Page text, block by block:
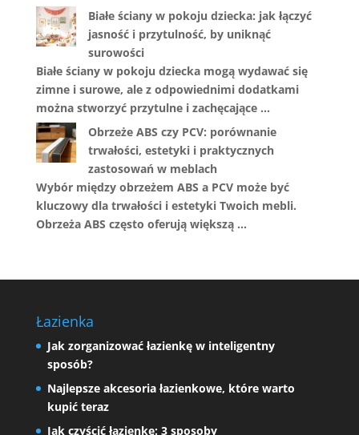
Białe ściany w pokoju dziecka: jak łączyć
jasność i przytulność, by uniknąć
surowości
Białe ściany w pokoju dziecka mogą wydawać się
zimne i surowe, ale z odpowiednimi dodatkami
można stworzyć przytulne i zachęcające …
Obrzeże ABS czy PCV: porównanie
trwałości, estetyki i praktycznych
zastosowań w meblach
Wybór między obrzeżem ABS a PCV może być
kluczowy dla trwałości i estetyki Twoich mebli.
Obrzeża ABS często oferują większą …
Łazienka
Jak zorganizować łazienkę w inteligentny
sposób?
Najlepsze akcesoria łazienkowe, które warto
kupić teraz
Jak czyścić łazienkę: 3 sposoby